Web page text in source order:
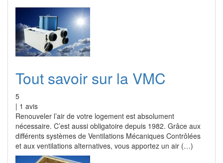
Tout savoir sur la VMC
5
| 1 avis
Renouveler l’air de votre logement est absolument
nécessaire. C’est aussi obligatoire depuis 1982. Grâce aux
différents systèmes de Ventilations Mécaniques Contrôlées
et aux ventilations alternatives, vous apportez un air (…)